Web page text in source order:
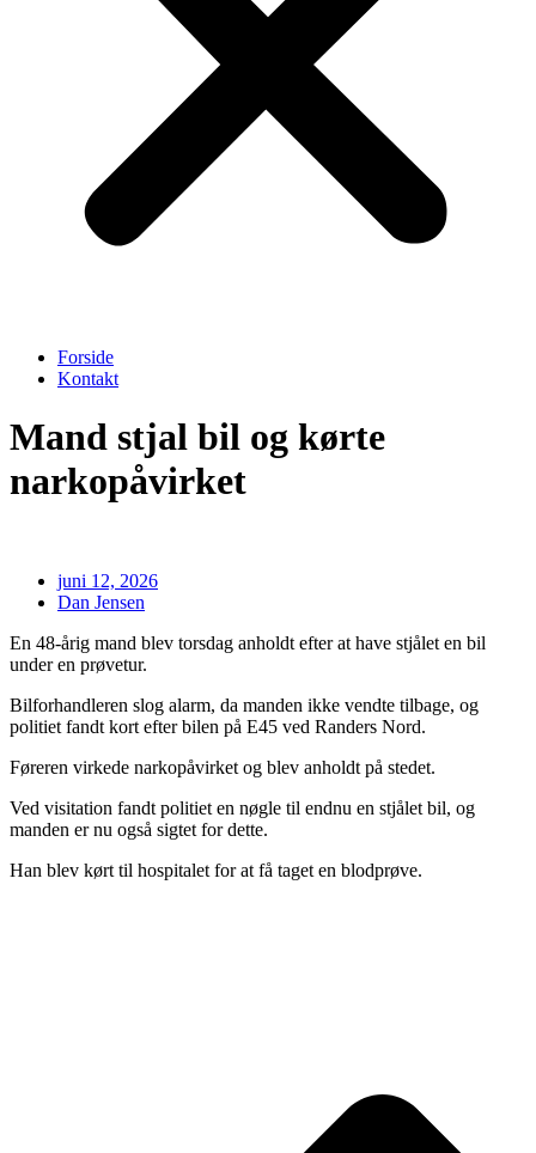
Forside
Kontakt
Mand stjal bil og kørte
narkopåvirket
juni 12, 2026
Dan Jensen
En 48-årig mand blev torsdag anholdt efter at have stjålet en bil
under en prøvetur.
Bilforhandleren slog alarm, da manden ikke vendte tilbage, og
politiet fandt kort efter bilen på E45 ved Randers Nord.
Føreren virkede narkopåvirket og blev anholdt på stedet.
Ved visitation fandt politiet en nøgle til endnu en stjålet bil, og
manden er nu også sigtet for dette.
Han blev kørt til hospitalet for at få taget en blodprøve.